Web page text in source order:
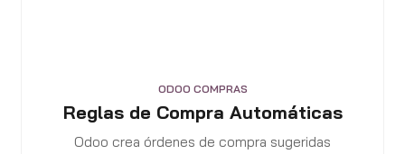
ODOO COMPRAS
Reglas de Compra Automáticas
Odoo crea órdenes de compra sugeridas